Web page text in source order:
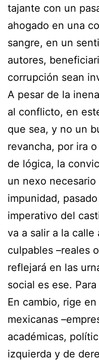
tajante con un
ahogado en una
sangre, en un
autores,
corrupción sean
A pesar de la
al conflicto, en
que sea, y no un
revancha, por ira
de lógica, la
un nexo
impunidad,
imperativo del
va a salir a la
culpables –reales
reflejará en las
social es ese.
En cambio, rige
mexicanas
académicas,
izquierda y de